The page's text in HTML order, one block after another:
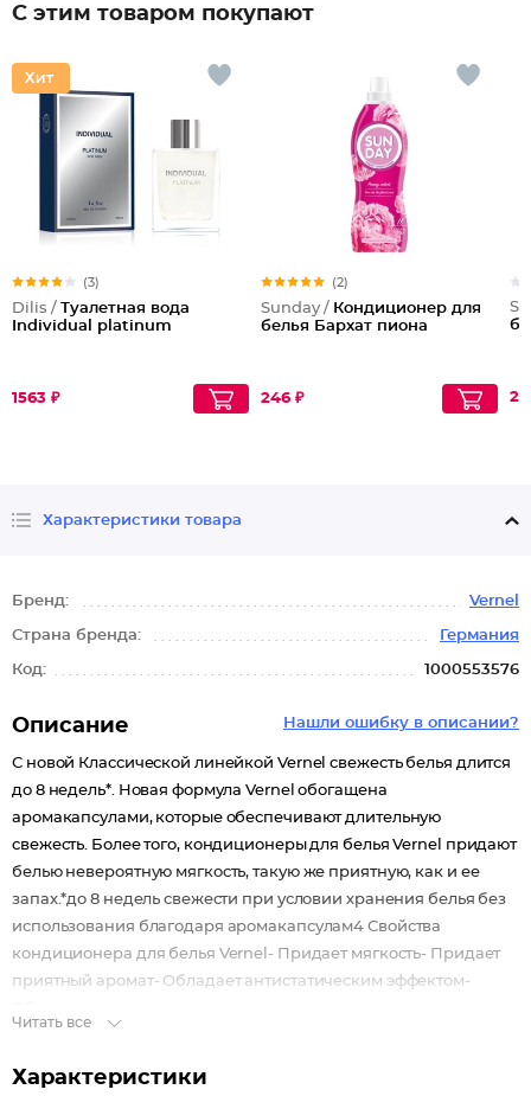
С этим товаром покупают
(3)
Dilis / Туалетная вода
Individual platinum
1563 ₽
(2)
Sunday / Кондиционер для
белья Бархат пиона
246 ₽
Характеристики товара
Бренд: Vernel
Страна бренда: Германия
Код: 1000553576
Нашли ошибку в описании?
Описание
С новой Классической линейкой Vernel свежесть белья длится
до 8 недель*. Новая формула Vernel обогащена
аромакапсулами, которые обеспечивают длительную
свежесть. Более того, кондиционеры для белья Vernel придают
белью невероятную мягкость, такую же приятную, как и ее
запах.*до 8 недель свежести при условии хранения белья без
использования благодаря аромакапсулам4 Свойства
кондиционера для белья Vernel- Придает мягкость- Придает
приятный аромат- Обладает антистатическим эффектом-
Читать все
Характеристики